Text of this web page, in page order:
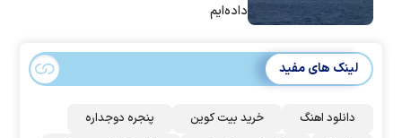
داده‌ایم
لینک های مفید
دانلود اهنگ خرید بیت کوین
پنجره دوجداره